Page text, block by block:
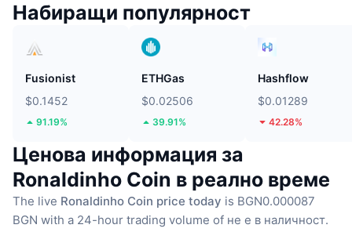
Набиращи популярност
Fusionist
$0.1452
91.19%
ETHGas
$0.02506
39.91%
Hashflow
$0.01289
42.28%
Ценова информация за
Ronaldinho Coin в реално време
The live Ronaldinho Coin price today is BGN0.000087
BGN with a 24-hour trading volume of не е в наличност.